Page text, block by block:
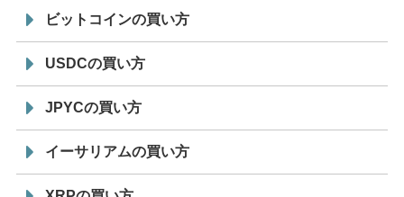
ビットコインの買い方
USDCの買い方
JPYCの買い方
イーサリアムの買い方